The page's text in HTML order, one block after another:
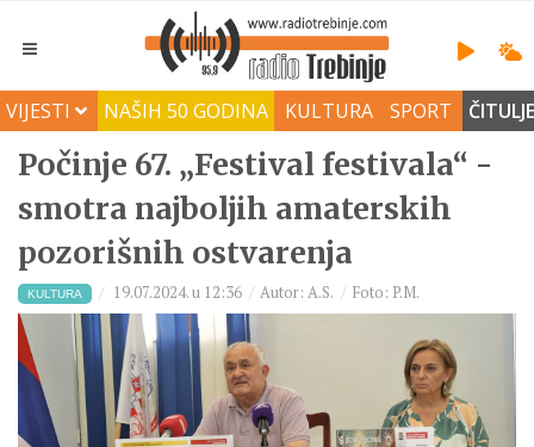
VIJESTI NAŠIH 50 GODINA KULTURA SPORT ČITULJE
Počinje 67. „Festival festivala“ -
smotra najboljih amaterskih
pozorišnih ostvarenja
KULTURA 19.07.2024. u 12:36 Autor: A.S. Foto: P.M.